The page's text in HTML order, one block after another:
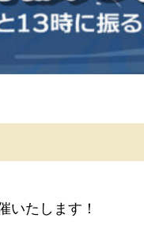
いたします！